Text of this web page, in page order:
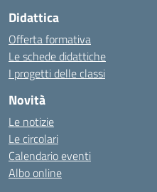
Didattica
Offerta formativa
Le schede didattiche
I progetti delle classi
Novità
Le notizie
Le circolari
Calendario eventi
Albo online